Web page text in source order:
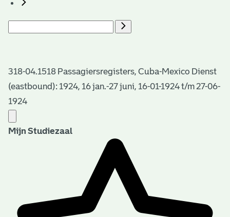
318-04.1518 Passagiersregisters, Cuba-Mexico Dienst
(eastbound): 1924, 16 jan.-27 juni, 16-01-1924 t/m 27-06-
1924
Mijn Studiezaal